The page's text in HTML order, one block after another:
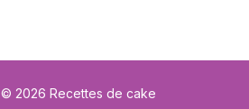
2026 Recettes de cake